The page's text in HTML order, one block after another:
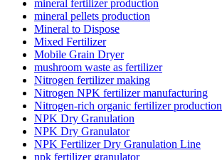
mineral fertilizer production
mineral pellets production
Mineral to Dispose
Mixed Fertilizer
Mobile Grain Dryer
mushroom waste as fertilizer
Nitrogen fertilizer making
Nitrogen NPK fertilizer manufacturing
Nitrogen-rich organic fertilizer production
NPK Dry Granulation
NPK Dry Granulator
NPK Fertilizer Dry Granulation Line
npk fertilizer granulator